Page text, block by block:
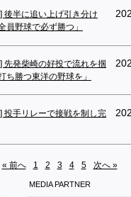
後半に追い上げ引き分け
員野球で必ず勝つ」
先発柴崎の好投で流れを掴
ち勝つ東洋の野球を」
投手リレーで接戦を制し完
« 前へ 1 2 3 4 5 次へ »
MEDIA PARTNER